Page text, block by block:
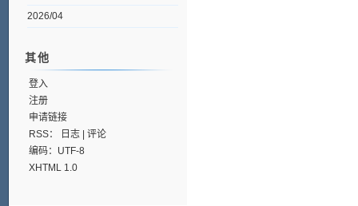
2026/04
其他
登入
注册
申请链接
RSS：
日志| 评论
编码：UTF-8
XHTML 1.0